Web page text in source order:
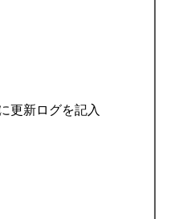
更新ログを記入